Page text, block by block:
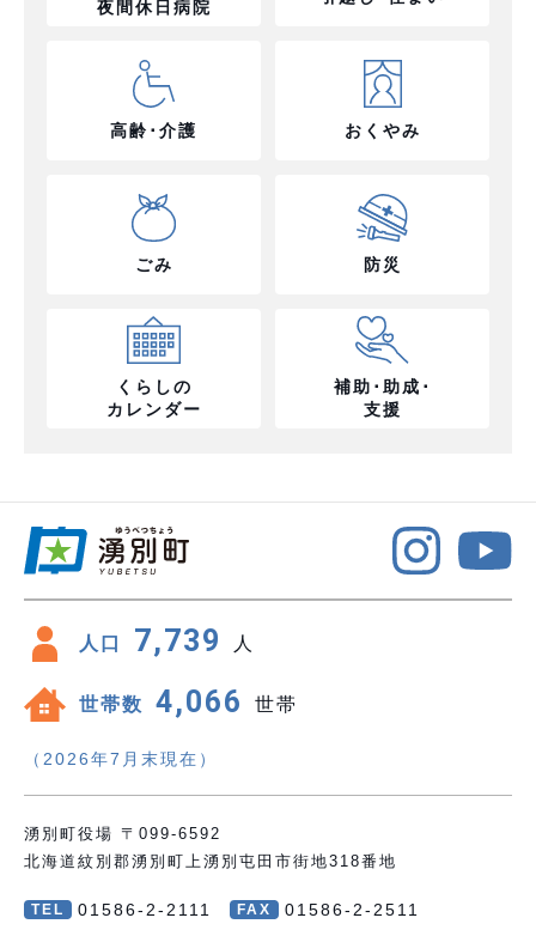
夜間休日病院
高齢･介護 おくやみ
ごみ 防災
くらしの
カレンダー
補助･助成･
支援
人口 7,739 人
世帯数 4,066 世帯
（2026年7月末現在）
湧別町役場 〒099-6592
北海道紋別郡湧別町上湧別屯田市街地318番地
TEL 01586-2-2111 FAX 01586-2-2511